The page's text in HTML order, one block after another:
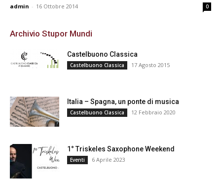
admin - 16 Ottobre 2014 0
Archivio Stupor Mundi
Castelbuono Classica
Castelbuono Classica 17 Agosto 2015
Italia – Spagna, un ponte di musica
Castelbuono Classica 12 Febbraio 2020
1° Triskeles Saxophone Weekend
Eventi 6 Aprile 2023